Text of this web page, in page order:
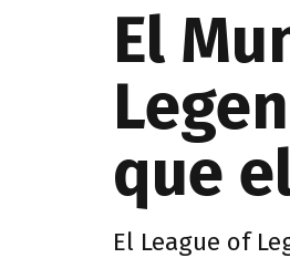
El
que
El League of